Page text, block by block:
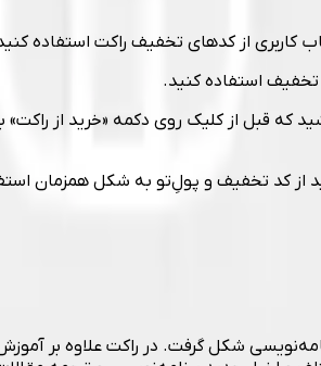
کاربری از کدهای تخفیف راکت استفاده
تخفیف استفاده کنید.
که قبل از کلیک روی دکمه‌ «خرید از
از کد تخفیف و پولِ‌تو به شکل همزمان
فارسی برنامه‌نویسی شکل گرفت. در راکت